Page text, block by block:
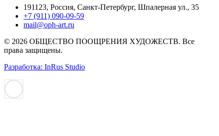
191123, Россия, Санкт-Петербург, Шпалерная ул., 35
+7 (911) 090-09-59
mail@oph-art.ru
© 2026 ОБЩЕСТВО ПООЩРЕНИЯ ХУДОЖЕСТВ. Все
права защищены.
Разработка: InRus Studio